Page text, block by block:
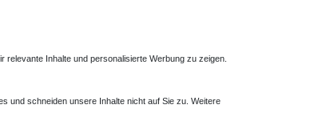
Inhalte und personalisierte Werbung zu zeigen.
und schneiden unsere Inhalte nicht auf Sie zu. Weitere